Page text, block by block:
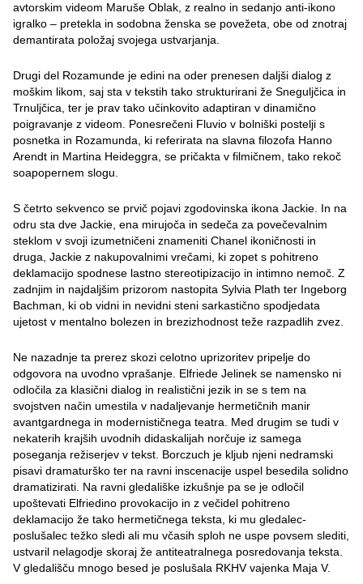
avtorskim videom Maruše Oblak, z realno in sedanjo anti-ikono
igralko – pretekla in sodobna ženska se povežeta, obe od znotraj
demantirata položaj svojega ustvarjanja.
Drugi del Rozamunde je edini na oder prenesen daljši dialog z
moškim likom, saj sta v tekstih tako strukturirani že Sneguljčica in
Trnuljčica, ter je prav tako učinkovito adaptiran v dinamično
poigravanje z videom. Ponesrečeni Fluvio v bolniški postelji s
posnetka in Rozamunda, ki referirata na slavna filozofa Hanno
Arendt in Martina Heideggra, se pričakta v filmičnem, tako rekoč
soapopernem slogu.
S četrto sekvenco se prvič pojavi zgodovinska ikona Jackie. In na
odru sta dve Jackie, ena mirujoča in sedeča za povečevalnim
steklom v svoji izumetničeni znameniti Chanel ikoničnosti in
druga, Jackie z nakupovalnimi vrečami, ki zopet s pohitreno
deklamacijo spodnese lastno stereotipizacijo in intimno nemoč. Z
zadnjim in najdaljšim prizorom nastopita Sylvia Plath ter Ingeborg
Bachman, ki ob vidni in nevidni steni sarkastično spodjedata
ujetost v mentalno bolezen in brezizhodnost teže razpadlih zvez.
Ne nazadnje ta prerez skozi celotno uprizoritev pripelje do
odgovora na uvodno vprašanje. Elfriede Jelinek se namensko ni
odločila za klasični dialog in realistični jezik in se s tem na
svojstven način umestila v nadaljevanje hermetičnih manir
avantgardnega in modernističnega teatra. Med drugim se tudi v
nekaterih krajših uvodnih didaskalijah norčuje iz samega
poseganja režiserjev v tekst. Borczuch je kljub njeni nedramski
pisavi dramaturško ter na ravni inscenacije uspel besedila solidno
dramatizirati. Na ravni gledališke izkušnje pa se je odločil
upoštevati Elfriedino provokacijo in z večidel pohitreno
deklamacijo že tako hermetičnega teksta, ki mu gledalec-
poslušalec težko sledi ali mu včasih sploh ne uspe povsem slediti,
ustvaril nelagodje skoraj že antiteatralnega posredovanja teksta.
V gledališču mnogo besed je poslušala RKHV vajenka Maja V.